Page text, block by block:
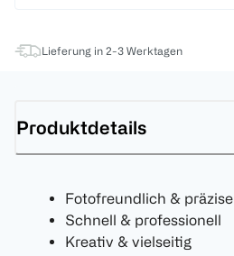
Lieferung in 2-3 Werktagen
Produktdetails
Fotofreundlich & präzise
Schnell & professionell
Kreativ & vielseitig